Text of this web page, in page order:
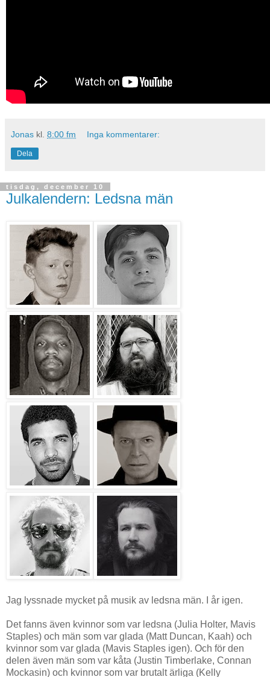
Jonas kl. 8:00 fm Inga kommentarer:
Dela
tisdag, december 10
Julkalendern: Ledsna män
Jag lyssnade mycket på musik av ledsna män. I år igen.
Det fanns även kvinnor som var ledsna (Julia Holter, Mavis
Staples) och män som var glada (Matt Duncan, Kaah) och
kvinnor som var glada (Mavis Staples igen). Och för den
delen även män som var kåta (Justin Timberlake, Connan
Mockasin) och kvinnor som var brutalt ärliga (Kelly